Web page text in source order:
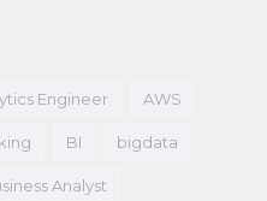
Engineer AWS
BI bigdata
Analyst